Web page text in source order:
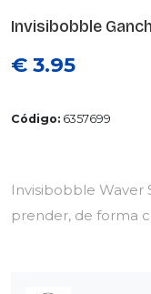
Invisibobble
€ 3.95
Código: 6357699
Invisibobble Waver
prender, de forma